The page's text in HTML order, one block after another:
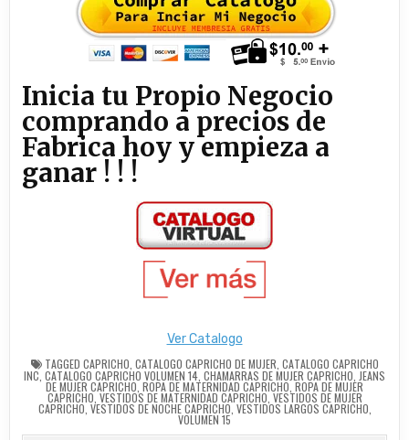
Inicia tu Propio Negocio
comprando a precios de
Fabrica hoy y empieza a
ganar ! ! !
Ver Catalogo
TAGGED CAPRICHO CATALOGO CAPRICHO DE MUJER CATALOGO CAPRICHO
INC CATALOGO CAPRICHO VOLUMEN 14 CHAMARRAS DE MUJER CAPRICHO JEANS
DE MUJER CAPRICHO ROPA DE MATERNIDAD CAPRICHO ROPA DE MUJER
CAPRICHO VESTIDOS DE MATERNIDAD CAPRICHO VESTIDOS DE MUJER
CAPRICHO VESTIDOS DE NOCHE CAPRICHO VESTIDOS LARGOS CAPRICHO
VOLUMEN 15